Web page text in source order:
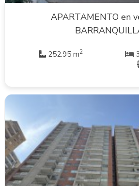
APARTAMENTO en
252.95 m2
VER INMUEBLE